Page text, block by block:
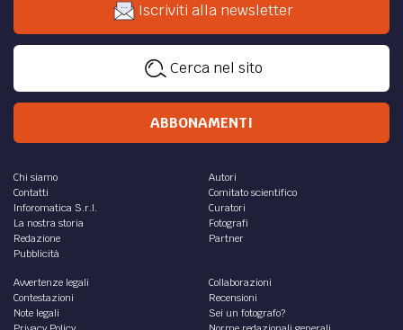
Iscriviti alla newsletter
Cerca nel sito
ABBONAMENTI
Chi siamo
Contatti
Inforomatica S.r.l.
La nostra storia
Redazione
Pubblicità
Autori
Comitato scientifico
Curatori
Fotografi
Partner
Avvertenze legali
Contestazioni
Note legali
Collaborazioni
Recensioni
Sei un fotografo?